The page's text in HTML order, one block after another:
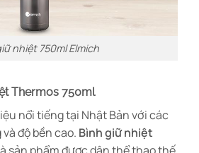
nhiệt 750ml Elmich
Thermos 750ml
nổi tiếng tại Nhật Bản với các
độ bền cao. Bình giữ nhiệt